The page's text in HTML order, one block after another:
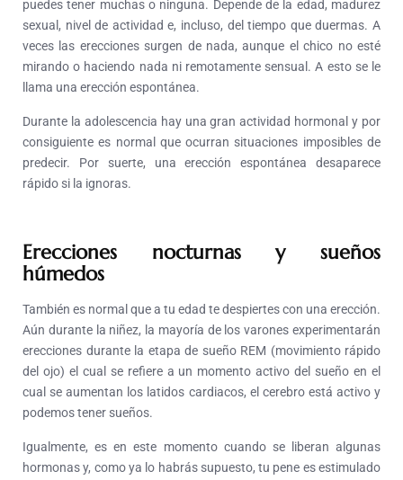
puedes tener muchas o ninguna. Depende de la edad, madurez
sexual, nivel de actividad e, incluso, del tiempo que duermas. A
veces las erecciones surgen de nada, aunque el chico no esté
mirando o haciendo nada ni remotamente sensual. A esto se le
llama una erección espontánea.
Durante la adolescencia hay una gran actividad hormonal y por
consiguiente es normal que ocurran situaciones imposibles de
predecir. Por suerte, una erección espontánea desaparece
rápido si la ignoras.
Erecciones nocturnas y sueños
húmedos
También es normal que a tu edad te despiertes con una erección.
Aún durante la niñez, la mayoría de los varones experimentarán
erecciones durante la etapa de sueño REM (movimiento rápido
del ojo) el cual se refiere a un momento activo del sueño en el
cual se aumentan los latidos cardiacos, el cerebro está activo y
podemos tener sueños.
Igualmente, es en este momento cuando se liberan algunas
hormonas y, como ya lo habrás supuesto, tu pene es estimulado